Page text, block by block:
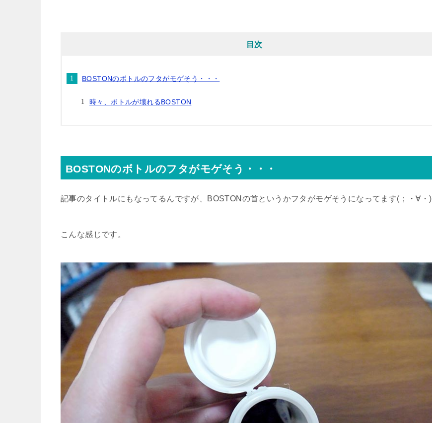
目次
BOSTONのボトルのフタがモゲそう・・・
時々、ボトルが壊れるBOSTON
BOSTONのボトルのフタがモゲそう・・・
記事のタイトルにもなってるんですが、BOSTONの首というかフタがモゲそうになってます(；・∀・)
こんな感じです。